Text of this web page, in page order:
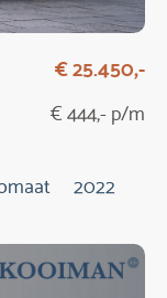
€ 25.450,-
€ 444,- p/m
2022